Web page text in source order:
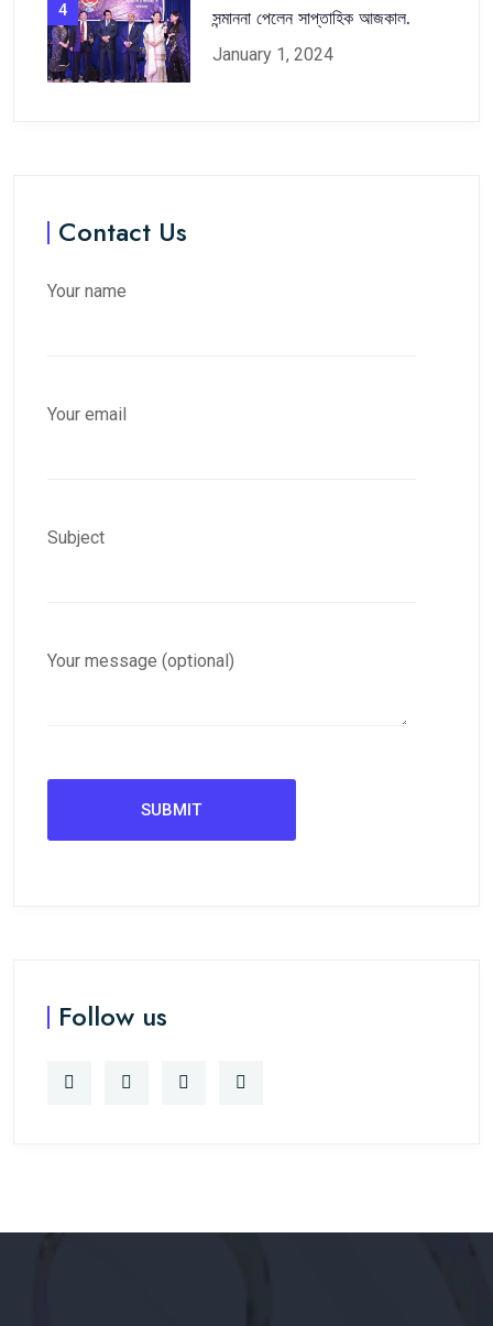
4 সন্মাননা পেলেন সাপ্তাহিক আজকাল.
January 1, 2024
Contact Us
Your name
Your email
Subject
Your message (optional)
Follow us